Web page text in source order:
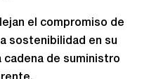
el compromiso de
sostenibilidad en su
cadena de suministro